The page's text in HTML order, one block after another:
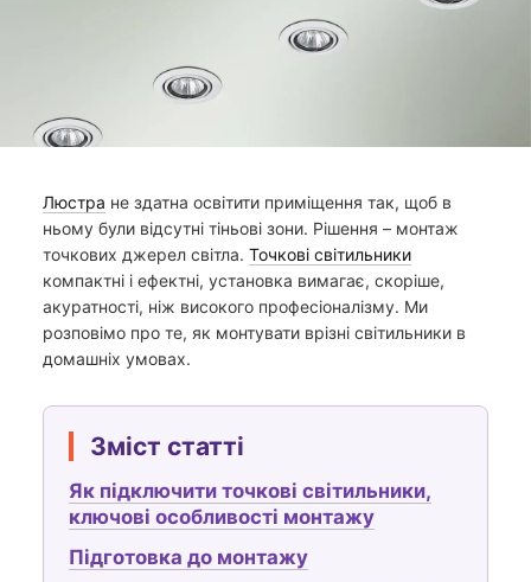
Люстра не здатна освітити приміщення так, щоб в
ньому були відсутні тіньові зони. Рішення – монтаж
точкових джерел світла. Точкові світильники
компактні і ефектні, установка вимагає, скоріше,
акуратності, ніж високого професіоналізму. Ми
розповімо про те, як монтувати врізні світильники в
домашніх умовах.
Зміст статті
Як підключити точкові світильники,
ключові особливості монтажу
Підготовка до монтажу